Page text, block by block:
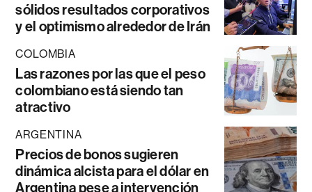
sólidos resultados corporativos
y el optimismo alrededor de Irán
COLOMBIA
Las razones por las que el peso
colombiano está siendo tan
atractivo
ARGENTINA
Precios de bonos sugieren
dinámica alcista para el dólar en
Argentina pese a intervención